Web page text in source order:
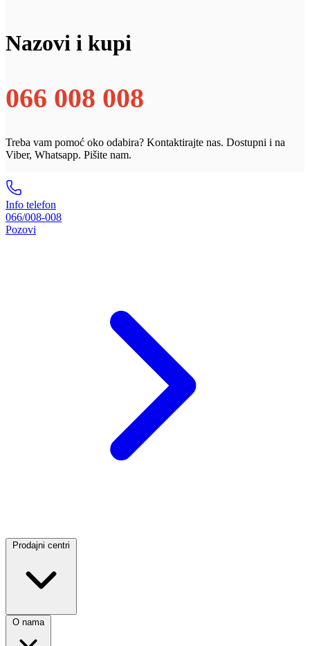
Nazovi i kupi
066 008 008
Treba vam pomoć oko odabira? Kontaktirajte nas. Dostupni i na
Viber, Whatsapp. Pišite nam.
Info telefon
066/008-008
Pozovi
Prodajni centri
O nama